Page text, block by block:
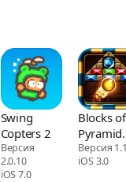
Swing
Copters 2
Версия
2.0.10
iOS 7.0
Blocks of
Pyramid
Breaker
Версия
iOS 3.0